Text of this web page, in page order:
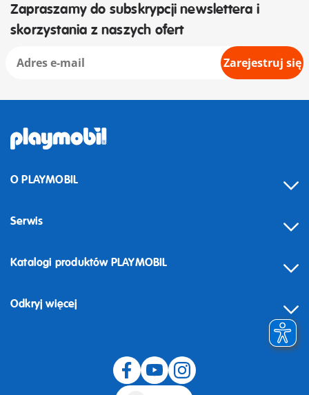
Zapraszamy do subskrypcji newslettera i
skorzystania z naszych ofert
Zarejestruj się
O PLAYMOBIL
Serwis
Odstąpienie od umowy
Katalogi produktów PLAYMOBIL
Odkryj więcej